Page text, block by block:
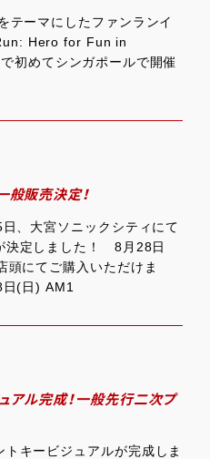
テーマにしたファンランイ
Hero for Fun in
初めてシンガポールで開催
般販売決定！
、大宮ソニックシティにて
決定しました！ 8月28日
頭にてご購入いただけま
(日) AM1
アル完成！一般先行二次プ
トキービジュアルが完成しま